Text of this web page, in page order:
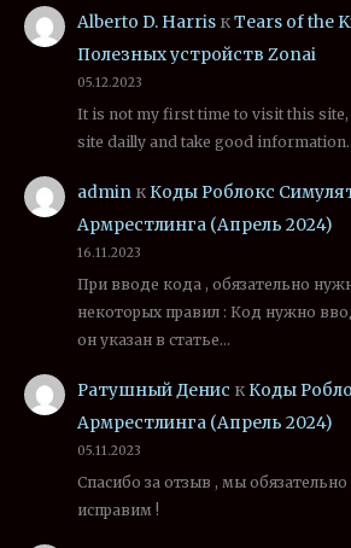
Alberto D. Harris кTears of the
Полезных устройств Zonai
05.12.2023
It is not my first time to visit this
site dailly and take good
admin к Коды Роблокс
Армрестлинга (Апрель 2024)
16.11.2023
При вводе кода , обязательно
некоторых правил : Код нужно
он указан в статье…
Ратушный Денис к Коды
Армрестлинга (Апрель 2024)
05.11.2023
Спасибо за отзыв , мы
исправим !